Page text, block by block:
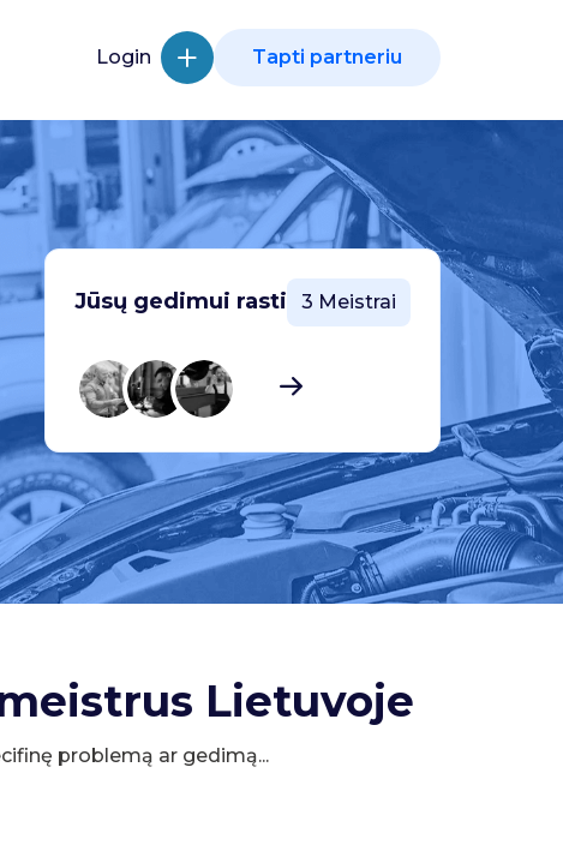
Login Tapti partneriu
Jūsų gedimui rasti 3 Meistrai
Lietuvoje
problemą ar gedimą...